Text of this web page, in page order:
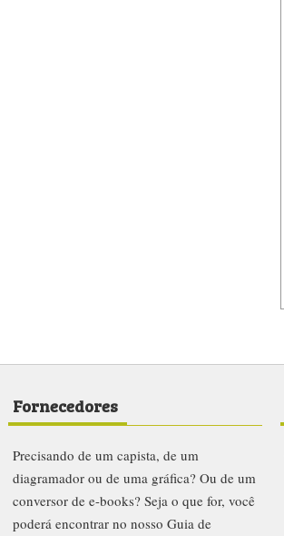
Fornecedores
Precisando de um capista, de um
diagramador ou de uma gráfica? Ou de um
conversor de e-books? Seja o que for, você
poderá encontrar no nosso Guia de